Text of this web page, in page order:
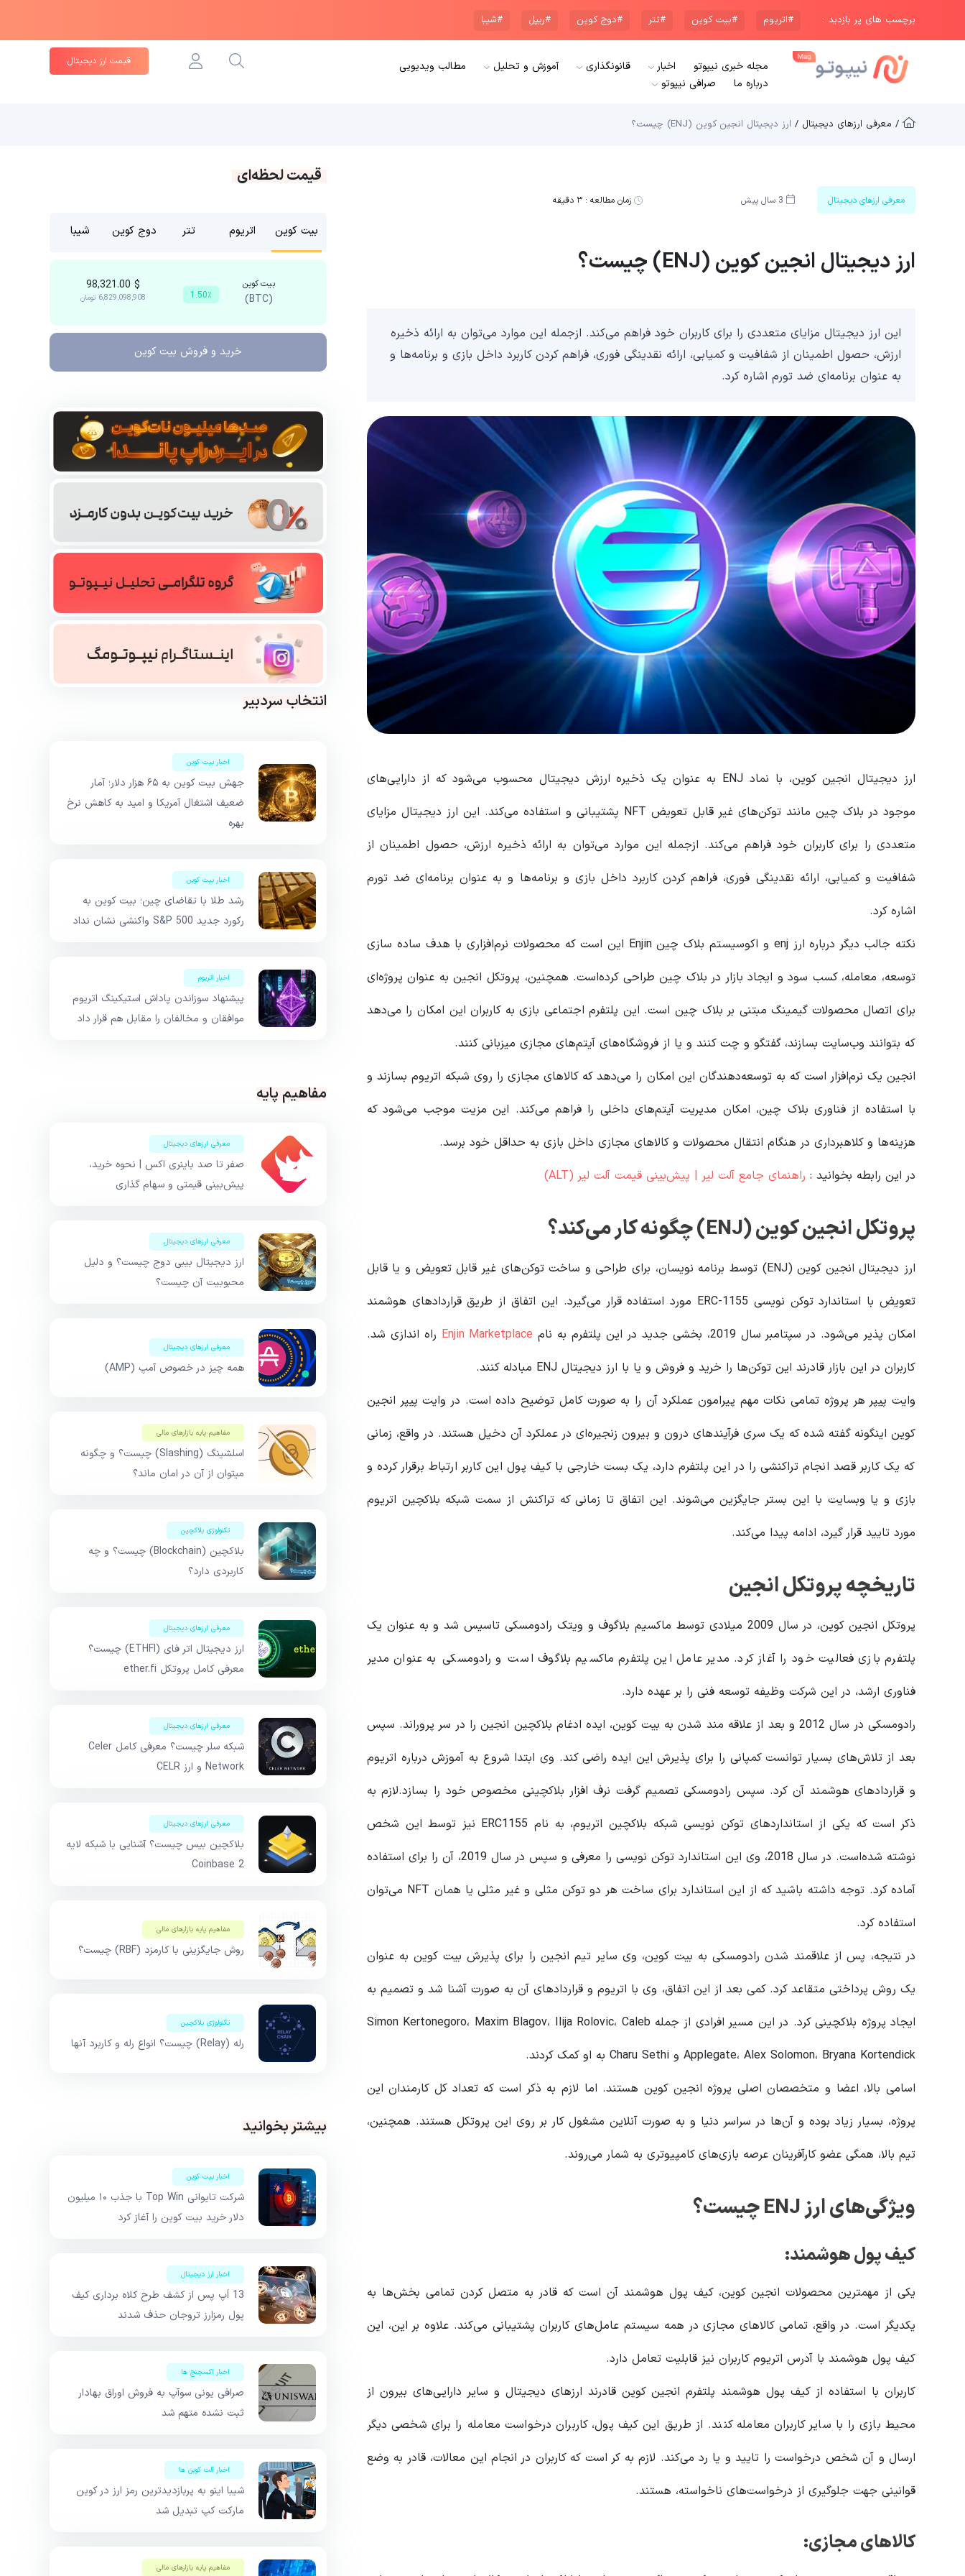
برچسب های پر بازدید : #اتریوم #بیت کوین #تتر #دوج کوین #ریپل #شیبا
مجله خبری نیپوتو اخبار قانونگذاری آموزش و تحلیل
مطالب ویدیویی
درباره ما
صرافی نیپوتو
قیمت ارز دیجیتال
/ معرفی ارزهای دیجیتال / ارز دیجیتال انجین کوین (ENJ) چیست؟
معرفی ارزهای دیجیتال 3 سال پیش زمان مطالعه :۳ دقیقه
ارز دیجیتال انجین کوین (ENJ) چیست؟
این ارز دیجیتال مزایای متعددی را برای کاربران خود فراهم می‌کند. ازجمله این موارد می‌توان به ارائه ذخیره
ارزش، حصول اطمینان از شفافیت و کمیابی، ارائه نقدینگی فوری، فراهم‌ کردن کاربرد داخل بازی و برنامه‌ها و
به عنوان برنامه‌ای ضد تورم اشاره کرد.
ارز دیجیتال انجین کوین، با نماد ENJ به عنوان یک ذخیره ارزش دیجیتال محسوب می‌شود که از دارایی‌های
موجود در بلاک چین مانند توکن‌های غیر قابل تعویض NFT پشتیبانی و استفاده می‌کند. این ارز دیجیتال مزایای
متعددی را برای کاربران خود فراهم می‌کند. ازجمله این موارد می‌توان به ارائه ذخیره ارزش، حصول اطمینان از
شفافیت و کمیابی، ارائه نقدینگی فوری، فراهم‌ کردن کاربرد داخل بازی و برنامه‌ها و به عنوان برنامه‌ای ضد تورم
اشاره کرد.
نکته جالب دیگر درباره ارز enj و اکوسیستم بلاک چین Enjin این است که محصولات نرم‌افزاری با هدف ساده سازی
توسعه، معامله، کسب سود و ایجاد بازار در بلاک چین طراحی کرده‌است. همچنین، پروتکل انجین به عنوان پروژه‌ای
برای اتصال محصولات گیمینگ مبتنی بر بلاک چین است. این پلتفرم اجتماعی بازی به کاربران این امکان را می‌دهد
که بتوانند وب‌سایت بسازند، گفتگو و چت کنند و یا از فروشگاه‌های آیتم‌های مجازی میزبانی کنند.
انجین یک نرم‌افزار است که به توسعه‌دهندگان این امکان را می‌دهد که کالاهای مجازی را روی شبکه اتریوم بسازند و
با استفاده از فناوری بلاک چین، امکان مدیریت آیتم‌های داخلی را فراهم می‌کند. این مزیت موجب می‌شود که
هزینه‌ها و کلاهبرداری در هنگام انتقال محصولات و کالاهای مجازی داخل بازی به حداقل خود برسد.
در این رابطه بخوانید‌ : راهنمای جامع آلت لیر | پیش‌بینی قیمت آلت لیر (ALT)
پروتکل انجین کوین (ENJ) چگونه کار می‌کند؟
ارز دیجیتال انجین کوین (ENJ) توسط برنامه نویسان، برای طراحی و ساخت توکن‌های غیر قابل تعویض و یا قابل
تعویض با استاندارد توکن نویسی ERC-1155 مورد استفاده قرار می‌گیرد. این اتفاق از طریق قراردادهای هوشمند
امکان پذیر می‌شود. در سپتامبر سال 2019، بخشی جدید در این پلتفرم به نام
Enjin Marketplace راه اندازی شد.
کاربران در این بازار قادرند این توکن‌ها را خرید و فروش و یا با ارز دیجیتال ENJ مبادله کنند.
وایت پیپر هر پروژه تمامی نکات مهم پیرامون عملکرد آن را به صورت کامل توضیح داده‌ است. در وایت پیپر انجین
کوین اینگونه گفته شده‌ که یک سری فرآیندهای درون و بیرون زنجیره‌ای در عملکرد آن دخیل هستند. در واقع، زمانی
که یک کاربر قصد انجام تراکنشی را در این پلتفرم دارد، یک بست خارجی با کیف پول این کاربر ارتباط برقرار کرده و
بازی و یا وبسایت با این بستر جایگزین می‌شوند. این اتفاق تا زمانی که تراکنش از سمت شبکه بلاکچین اتریوم
مورد تایید قرار گیرد، ادامه پیدا می‌کند.
تاریخچه پروتکل انجین
پروتکل انجین کوین، در سال 2009 میلادی توسط ماکسیم بلاگوف و ویتک رادومسکی تاسیس شد و به عنوان یک
پلتفرم بازی فعالیت خود را آغاز کرد. مدیر عامل این پلتفرم ماکسیم بلاگوف است و رادومسکی به عنوان مدیر
فناوری ارشد، در این شرکت وظیفه توسعه فنی را بر عهده دارد.
رادومسکی در سال 2012 و بعد از علاقه مند شدن به بیت کوین، ایده ادغام بلاکچین انجین را در سر پروراند. سپس
بعد از تلاش‌های بسیار توانست کمپانی را برای پذیرش این ایده راضی کند. وی ابتدا شروع به آموزش درباره اتریوم
و قراردادهای هوشمند آن کرد. سپس رادومسکی تصمیم گرفت نرف افزار بلاکچینی مخصوص خود را بسازد.لازم به
ذکر است که یکی از استانداردهای توکن نویسی شبکه بلاکچین اتریوم، به نام ERC1155 نیز توسط این شخص
نوشته شده‌است. در سال 2018، وی این استاندارد توکن نویسی را معرفی و سپس در سال 2019، آن را برای استفاده
آماده کرد. توجه داشته باشید که از این استاندارد برای ساخت هر دو توکن مثلی و غیر مثلی یا همان NFT می‌توان
استفاده کرد.
در نتیجه، پس از علاقمند شدن رادومسکی به بیت کوین، وی سایر تیم انجین را برای پذیرش بیت کوین به عنوان
یک روش پرداختی متقاعد کرد. کمی بعد از این اتفاق، وی با اتریوم و قراردادهای آن به صورت آشنا شد و تصمیم به
ایجاد پروژه بلاکچینی کرد. در این مسیر افرادی از جمله Simon Kertonegoro، Maxim Blagov، Ilija Rolovic، Caleb
Applegate، Alex Solomon، Bryana Kortendick و Charu Sethi به او کمک کردند.
اسامی بالا، اعضا و متخصصان اصلی پروژه انجین کوین هستند. اما لازم به ذکر است که تعداد کل کارمندان این
پروژه، بسیار زیاد بوده و آن‌ها در سراسر دنیا و به صورت آنلاین مشغول کار بر روی این پروتکل هستند. همچنین،
تیم بالا، همگی عضو کارآفرینان عرصه بازی‌های کامپیوتری به شمار می‌روند.
ویژگی‌های ارز ENJ چیست؟
کیف پول هوشمند:
یکی از مهمترین محصولات انجین کوین، کیف پول هوشمند آن است که قادر به متصل کردن تمامی بخش‌ها به
یکدیگر است. در واقع، تمامی کالاهای مجازی در همه سیستم عامل‌های کاربران پشتیبانی می‌کند. علاوه بر این، این
کیف پول هوشمند با آدرس اتریوم کاربران نیز قابلیت تعامل دارد.
کاربران با استفاده از کیف پول هوشمند پلتفرم انجین کوین قادرند ارزهای دیجیتال و سایر دارایی‌های بیرون از
محیط بازی را با سایر کاربران معامله کنند. از طریق این کیف پول، کاربران درخواست معامله را برای شخصی دیگر
ارسال و آن شخص درخواست را تایید و یا رد می‌کند. لازم به کر است که کاربران در انجام این معالات، قادر به وضع
قوانینی جهت جلوگیری از درخواست‌های ناخواسته، هستند.
کالاهای مجازی:
قیمت لحظه‌ای
بیت کوین اتریوم تتر دوج کوین شیبا
بیت کوین
(BTC) 1.50٪
$
6,829,098,908 تومان
خرید و فروش بیت کوین
انتخاب سردبیر
اخبار بیت کوین
جهش بیت کوین به ۶۵ هزار دلار؛ آمار
ضعیف اشتغال آمریکا و امید به کاهش نرخ
بهره
اخبار بیت کوین
رشد طلا با تقاضای چین؛ بیت کوین به
رکورد جدید S&P 500 واکنشی نشان نداد
اخبار اتریوم
پیشنهاد سوزاندن پاداش استیکینگ اتریوم
موافقان و مخالفان را مقابل هم قرار داد
مفاهیم پایه
معرفی ارزهای دیجیتال
صفر تا صد باینری اکس | نحوه خرید،
پیش‌بینی قیمتی و سهام گذاری
معرفی ارزهای دیجیتال
ارز دیجیتال بیبی دوج چیست؟ و دلیل
محبوبیت آن چیست؟
معرفی ارزهای دیجیتال
همه چیز در خصوص آمپ (AMP)
مفاهیم پایه بازار‌های مالی
اسلشینگ (Slashing) چیست؟ و چگونه
میتوان از آن در امان ماند؟
تکنولوژی بلاکچین
بلاکچین (Blockchain) چیست؟ و چه
کاربردی دارد؟
معرفی ارزهای دیجیتال
ارز دیجیتال اتر فای (ETHFI) چیست؟
معرفی کامل پروتکل ether.fi
معرفی ارزهای دیجیتال
شبکه سلر چیست؟ معرفی کامل Celer
Network و ارز CELR
معرفی ارزهای دیجیتال
بلاکچین بیس چیست؟ آشنایی با شبکه لایه
2 Coinbase
مفاهیم پایه بازار‌های مالی
روش جایگزینی با کارمزد (RBF) چیست؟
تکنولوژی بلاکچین
رله (Relay) چیست؟ انواع رله و کاربرد آنها
بیشتر بخوانید
اخبار بیت کوین
شرکت تایوانی Top Win با جذب ۱۰ میلیون
دلار خرید بیت کوین را آغاز کرد
اخبار ارز دیجیتال
13 اَپ پس از کشف طرح کلاه برداری کیف
پول رمزارز تروجان حذف شدند
اخبار اکسچنج ها
صرافی یونی سوآپ به فروش اوراق بهادار
ثبت نشده متهم شد
اخبار آلت کوین ها
شیبا اینو به پربازدیدترین رمز ارز در کوین
مارکت کپ تبدیل شد
مفاهیم پایه بازار‌های مالی